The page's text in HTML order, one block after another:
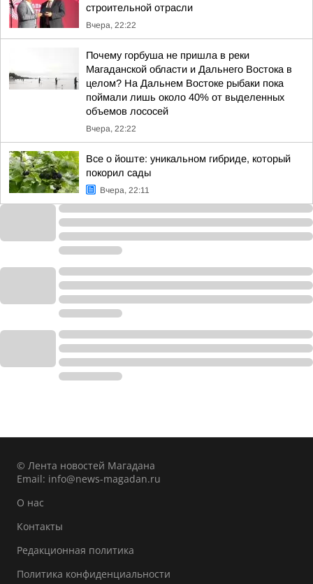
строительной отрасли
Вчера, 22:22
Почему горбуша не пришла в реки
Магаданской области и Дальнего Востока в
целом? На Дальнем Востоке рыбаки пока
поймали лишь около 40% от выделенных
объемов лососей
Вчера, 22:22
Все о йоште: уникальном гибриде, который
покорил сады
Вчера, 22:11
© Лента новостей Магадана
Email: info@news-magadan.ru
О нас
Контакты
Редакционная политика
Политика конфиденциальности